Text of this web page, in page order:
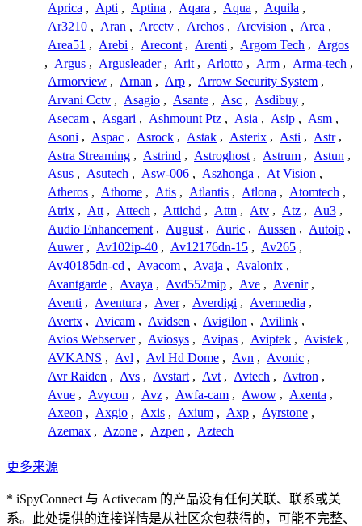
Aprica , Apti , Aptina , Aqara , Aqua , Aquila ,
Ar3210 , Aran , Arcctv , Archos , Arcvision , Area ,
Area51 , Arebi , Arecont , Arenti , Argom Tech , Argos
, Argus , Argusleader , Arit , Arlotto , Arm , Arma-tech ,
Armorview , Arnan , Arp , Arrow Security System ,
Arvani Cctv , Asagio , Asante , Asc , Asdibuy ,
Asecam , Asgari , Ashmount Ptz , Asia , Asip , Asm ,
Asoni , Aspac , Asrock , Astak , Asterix , Asti , Astr ,
Astra Streaming , Astrind , Astroghost , Astrum , Astun ,
Asus , Asutech , Asw-006 , Aszhonga , At Vision ,
Atheros , Athome , Atis , Atlantis , Atlona , Atomtech ,
Atrix , Att , Attech , Attichd , Attn , Atv , Atz , Au3 ,
Audio Enhancement , August , Auric , Aussen , Autoip ,
Auwer , Av102ip-40 , Av12176dn-15 , Av265 ,
Av40185dn-cd , Avacom , Avaja , Avalonix ,
Avantgarde , Avaya , Avd552mip , Ave , Avenir ,
Aventi , Aventura , Aver , Averdigi , Avermedia ,
Avertx , Avicam , Avidsen , Avigilon , Avilink ,
Avios Webserver , Aviosys , Avipas , Aviptek , Avistek ,
AVKANS , Avl , Avl Hd Dome , Avn , Avonic ,
Avr Raiden , Avs , Avstart , Avt , Avtech , Avtron ,
Avue , Avycon , Avz , Awfa-cam , Awow , Axenta ,
Axeon , Axgio , Axis , Axium , Axp , Ayrstone ,
Azemax , Azone , Azpen , Aztech
更多来源
* iSpyConnect 与 Activecam 的产品没有任何关联、联系或关
系。此处提供的连接详情是从社区众包获得的，可能不完整、